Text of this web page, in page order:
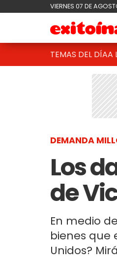
VIERNES 07 DE
TEMAS DEL DÍAA
DEMANDA
Los
de
En medio
bienes que
Unidos?